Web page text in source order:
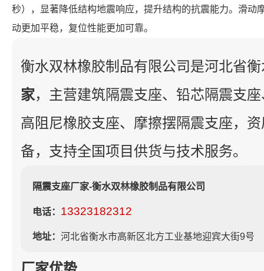
秒），显著降低结构地震响应，提升结构的抗震能力。滑动
动更加平稳，复位性能更加可靠。
衡水双林橡胶制品有限公司是河北省
家，主营建筑隔震支座、铅芯隔震支
高阻尼橡胶支座、摩擦摆隔震支座，
备，支持全国项目供货与技术服务。
隔震支座厂家-衡水双林橡胶制品有限公司
电话： 13323182312
地址： 河北省衡水市高新区北方工业基地迎宾大街9号